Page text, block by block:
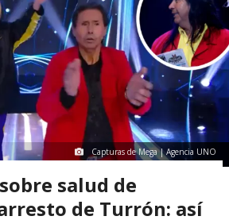
Capturas de Mega | Agencia UNO
salud de
de Turrón: así